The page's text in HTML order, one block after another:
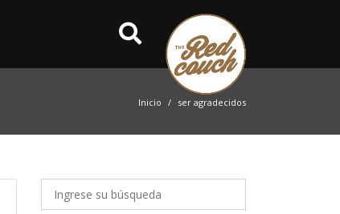
Inicio ser agradecidos